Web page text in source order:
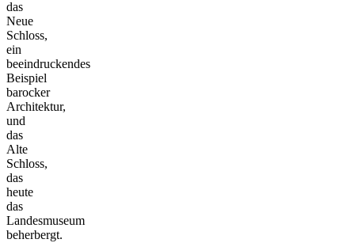
das
Neue
Schloss,
ein
beeindruckendes
Beispiel
barocker
Architektur,
und
das
Alte
Schloss,
das
heute
das
Landesmuseum
beherbergt.